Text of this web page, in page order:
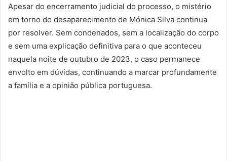
Apesar do encerramento judicial do processo, o mistério
em torno do desaparecimento de Mónica Silva continua
por resolver. Sem condenados, sem a localização do corpo
e sem uma explicação definitiva para o que aconteceu
naquela noite de outubro de 2023, o caso permanece
envolto em dúvidas, continuando a marcar profundamente
a família e a opinião pública portuguesa.